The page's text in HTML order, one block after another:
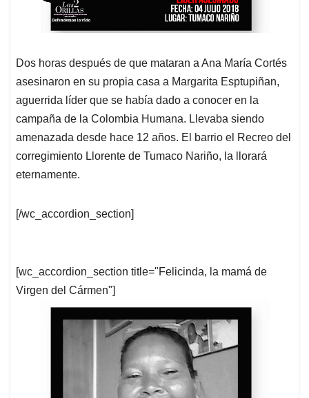
Dos horas después de que mataran a Ana María Cortés
asesinaron en su propia casa a Margarita Esptupiñan,
aguerrida líder que se había dado a conocer en la
campaña de la Colombia Humana. Llevaba siendo
amenazada desde hace 12 años. El barrio el Recreo del
corregimiento Llorente de Tumaco Nariño, la llorará
eternamente.
[/wc_accordion_section]
[wc_accordion_section title="Felicinda, la mamá de
Virgen del Cármen"]